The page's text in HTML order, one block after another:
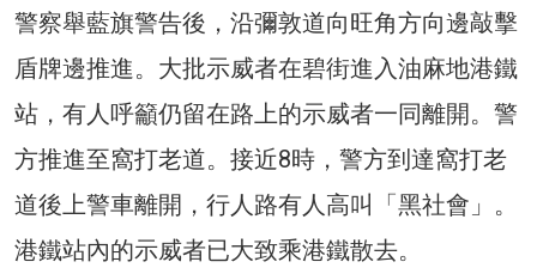
警察舉藍旗警告後，沿彌敦道向旺角方向邊敲擊
盾牌邊推進。大批示威者在碧街進入油麻地港鐵
站，有人呼籲仍留在路上的示威者一同離開。警
方推進至窩打老道。接近8時，警方到達窩打老
道後上警車離開，行人路有人高叫「黑社會」。
港鐵站內的示威者已大致乘港鐵散去。